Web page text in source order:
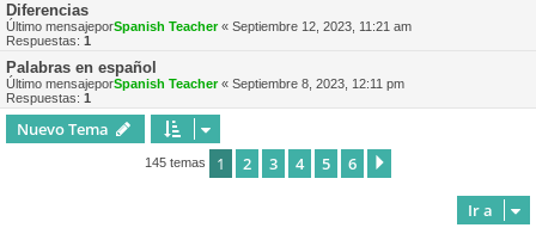
Diferencias
Último mensajeporSpanish Teacher« Septiembre 12, 2023, 11:21 am
Respuestas: 1
Palabras en español
Último mensajeporSpanish Teacher« Septiembre 8, 2023, 12:11 pm
Respuestas: 1
Nuevo Tema
145 temas 1 2 3 4 5 6
Ir a